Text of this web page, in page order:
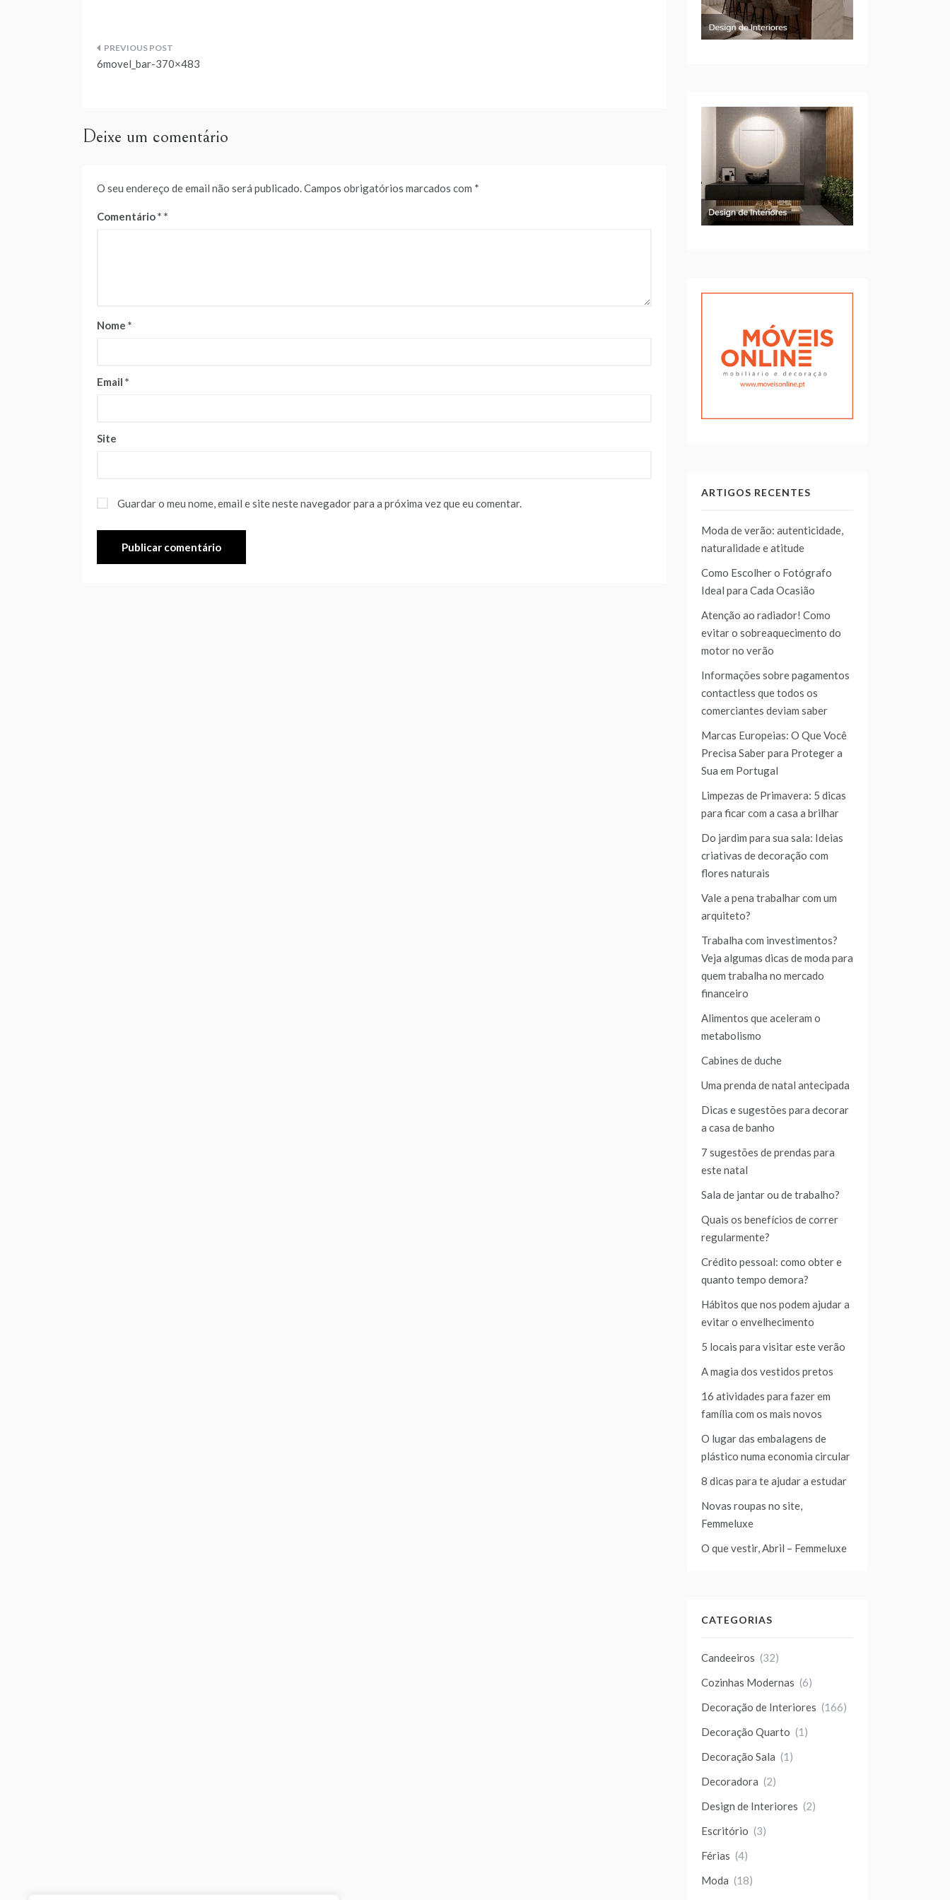
Navegação
6movel_bar-370×483
Deixe um comentário
O seu endereço de email não será publicado.Campos obrigatórios marcados com *
Comentário*
Nome *
Email *
Site
Guardar o meu nome, email e site neste navegador para a próxima vez que eu comentar.
ARTIGOS RECENTES
Moda de verão: autenticidade,
naturalidade e atitude
Como Escolher o Fotógrafo
Ideal para Cada Ocasião
Atenção ao radiador! Como
evitar o sobreaquecimento do
motor no verão
Informações sobre pagamentos
contactless que todos os
comerciantes deviam saber
Marcas Europeias: O Que Você
Precisa Saber para Proteger a
Sua em Portugal
Limpezas de Primavera: 5 dicas
para ficar com a casa a brilhar
Do jardim para sua sala: Ideias
criativas de decoração com
flores naturais
Vale a pena trabalhar com um
arquiteto?
Trabalha com investimentos?
Veja algumas dicas de moda para
quem trabalha no mercado
financeiro
Alimentos que aceleram o
metabolismo
Cabines de duche
Uma prenda de natal antecipada
Dicas e sugestões para decorar
a casa de banho
7 sugestões de prendas para
este natal
Sala de jantar ou de trabalho?
Quais os benefícios de correr
regularmente?
Crédito pessoal: como obter e
quanto tempo demora?
Hábitos que nos podem ajudar a
evitar o envelhecimento
5 locais para visitar este verão
A magia dos vestidos pretos
16 atividades para fazer em
família com os mais novos
O lugar das embalagens de
plástico numa economia circular
8 dicas para te ajudar a estudar
Novas roupas no site,
Femmeluxe
O que vestir, Abril – Femmeluxe
CATEGORIAS
Candeeiros (32)
Cozinhas Modernas (6)
Decoração de Interiores (166)
Decoração Quarto (1)
Decoração Sala (1)
Decoradora (2)
Design de Interiores (2)
Escritório (3)
Férias (4)
Moda (18)